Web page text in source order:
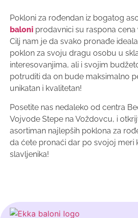
Pokloni za rođendan iz bogatog
baloni prodavnici su raspona cena
Cilj nam je da svako pronađe
poklon za svoju dragu osobu u
interesovanjima, ali i svojim
potruditi da on bude maksimalno
unikatan i kvalitetan!
Posetite nas nedaleko od centra
Vojvode Stepe na Voždovcu, i
asortiman najlepših poklona za
da ćete pronaći dar po svojoj meri
slavljenika!